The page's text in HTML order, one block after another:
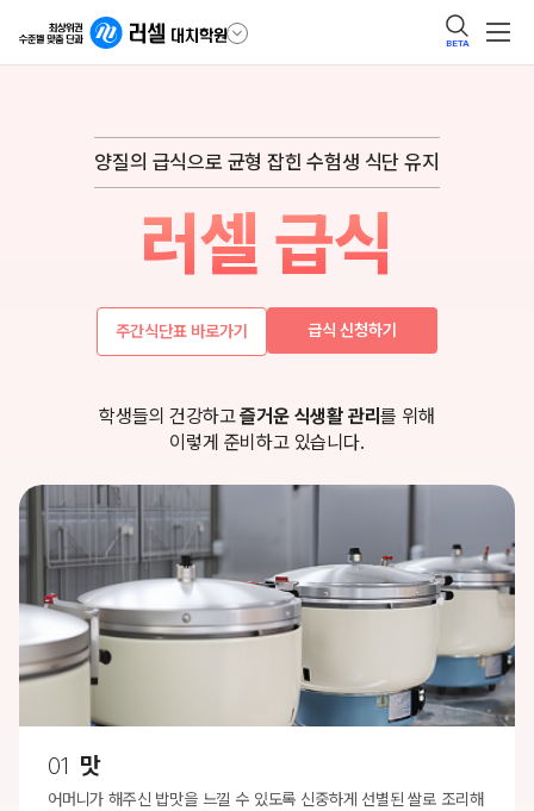
BETA
양질의 급식으로 균형 잡힌 수험생 식단 유지
러셀 급식
주간식단표 바로가기 급식 신청하기
학생들의 건강하고즐거운 식생활 관리를 위해
이렇게 준비하고 있습니다.
01 맛
어머니가 해주신 밥맛을 느낄 수 있도록 신중하게 선별된 쌀로 조리해